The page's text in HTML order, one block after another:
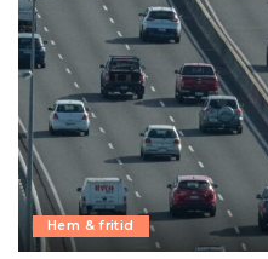
Hem & fritid